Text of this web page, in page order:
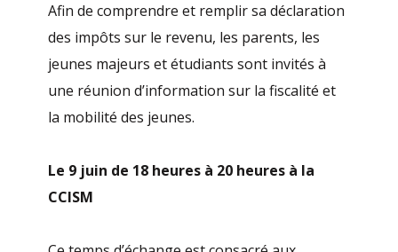
Afin de comprendre et remplir sa déclaration
des impôts sur le revenu, les parents, les
jeunes majeurs et étudiants sont invités à
une réunion d’information sur la fiscalité et
la mobilité des jeunes.
Le 9 juin de 18 heures à 20 heures à la
CCISM